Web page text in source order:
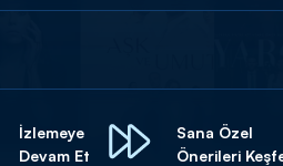
İzlemeye
Devam Et
Sana Özel
Önerileri